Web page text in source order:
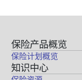
保险产品概览
保险计划概览
知识中心